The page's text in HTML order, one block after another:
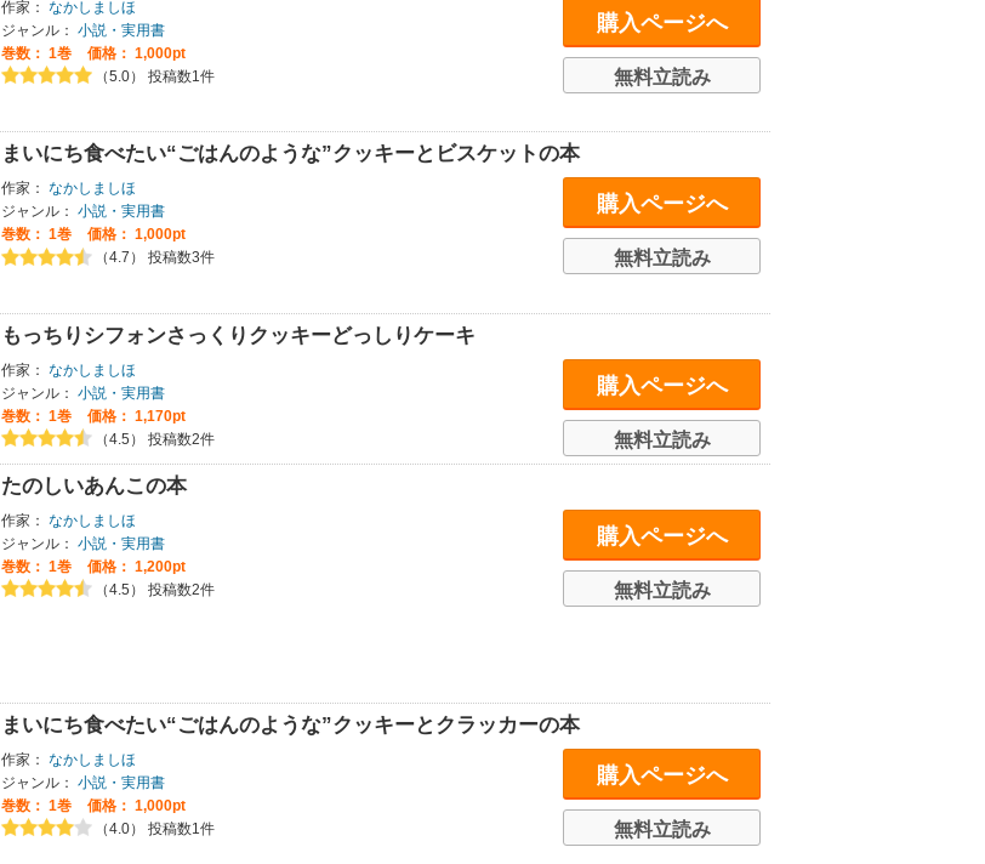
作家： なかしましほ
ジャンル： 小説・実用書
巻数： 1巻
価格： 1,000pt
（5.0） 投稿数1件
購入ページへ
無料立読み
まいにち食べたい“ごはんのような”クッキーとビスケットの本
作家： なかしましほ
ジャンル： 小説・実用書
巻数： 1巻
価格： 1,000pt
（4.7） 投稿数3件
購入ページへ
無料立読み
もっちりシフォンさっくりクッキーどっしりケーキ
作家： なかしましほ
ジャンル： 小説・実用書
巻数： 1巻
価格： 1,170pt
（4.5） 投稿数2件
購入ページへ
無料立読み
たのしいあんこの本
作家： なかしましほ
ジャンル： 小説・実用書
巻数： 1巻
価格： 1,200pt
（4.5） 投稿数2件
購入ページへ
無料立読み
まいにち食べたい“ごはんのような”クッキーとクラッカーの本
作家： なかしましほ
ジャンル： 小説・実用書
巻数： 1巻
価格： 1,000pt
（4.0） 投稿数1件
購入ページへ
無料立読み